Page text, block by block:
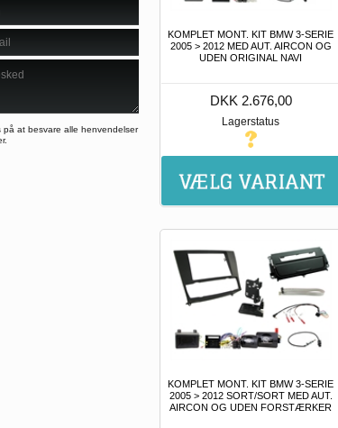
at besvare alle henvendelser
KOMPLET MONT. KIT BMW 3-SERIE
2005 > 2012 MED AUT. AIRCON OG
UDEN ORIGINAL NAVI
DKK 2.676,00
Lagerstatus
KOMPLET MONT. KIT BMW 3-SERIE
2005 > 2012 SORT/SORT MED AUT.
AIRCON OG UDEN FORSTÆRKER